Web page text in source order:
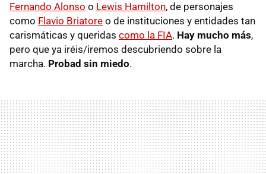
Fernando Alonso o Lewis Hamilton, de personajes
como Flavio Briatore o de instituciones y entidades tan
carismáticas y queridas como la FIA. Hay mucho más,
pero que ya iréis/iremos descubriendo sobre la
marcha. Probad sin miedo.